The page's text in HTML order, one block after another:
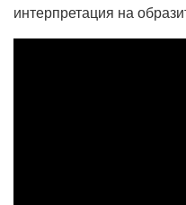
интерпретация на